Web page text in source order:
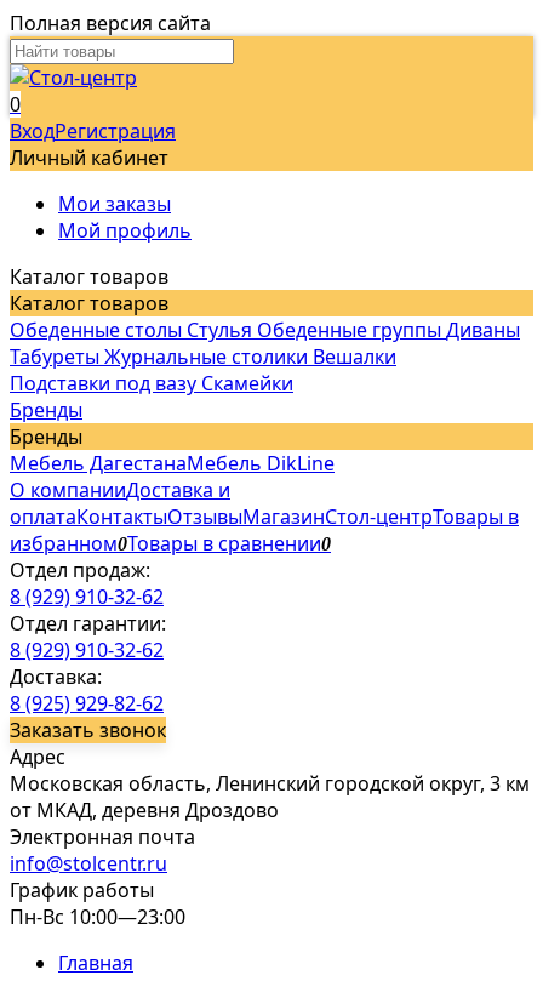
Полная версия сайта
0
ВходРегистрация
Личный кабинет
Мои заказы
Мой профиль
Каталог товаров
Каталог товаров
Обеденные столы Стулья Обеденные группыДиваны
ТабуретыЖурнальные столики Вешалки
Подставки под вазу Скамейки
Бренды
Бренды
Мебель ДагестанаМебель DikLine
О компанииДоставка и
оплатаКонтактыОтзывыМагазинСтол-центрТовары в
избранном0Товары в сравнении0
Отдел продаж:
8 (929) 910-32-62
Отдел гарантии:
8 (929) 910-32-62
Доставка:
8 (925) 929-82-62
Заказать звонок
Адрес
Московская область, Ленинский городской округ, 3 км
от МКАД, деревня Дроздово
Электронная почта
info@stolcentr.ru
График работы
Пн-Вс 10:00—23:00
Главная